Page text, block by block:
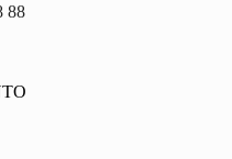
88